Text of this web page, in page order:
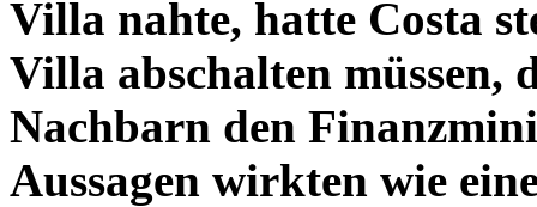
Villa nahte, hatte Costa
Villa abschalten müssen,
Nachbarn den
Aussagen wirkten wie